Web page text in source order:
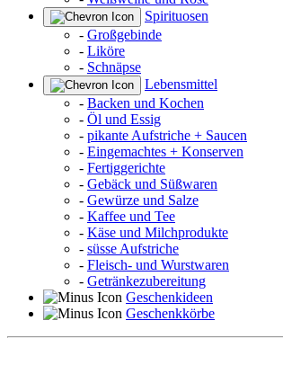
Spirituosen
- Großgebinde
- Liköre
- Schnäpse
Lebensmittel
- Backen und Kochen
- Öl und Essig
- pikante Aufstriche + Saucen
- Eingemachtes + Konserven
- Fertiggerichte
- Gebäck und Süßwaren
- Gewürze und Salze
- Kaffee und Tee
- Käse und Milchprodukte
- süsse Aufstriche
- Fleisch- und Wurstwaren
- Getränkezubereitung
Geschenkideen
Geschenkkörbe